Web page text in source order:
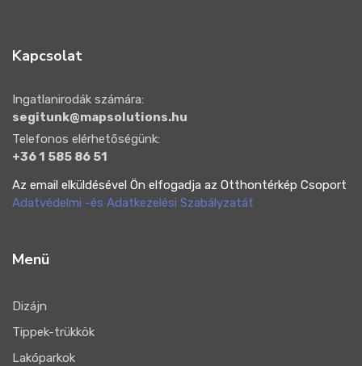
Kapcsolat
Ingatlanirodák számára:
segitunk@mapsolutions.hu
Telefonos elérhetőségünk:
+36 1 585 86 51
Az email elküldésével Ön elfogadja az Otthontérkép Csoport
Adatvédelmi -és Adatkezelési Szabályzatát
Menü
Dizájn
Tippek-trükkök
Lakóparkok